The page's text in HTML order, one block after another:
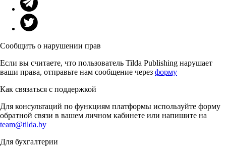
Сообщить о нарушении прав
Если вы считаете, что пользователь Tilda Publishing нарушает
ваши права, отправьте нам сообщение через форму
Как связаться с поддержкой
Для консультаций по функциям платформы используйте форму
обратной связи в вашем личном кабинете или напишите на
team@tilda.by
Для бухгалтерии